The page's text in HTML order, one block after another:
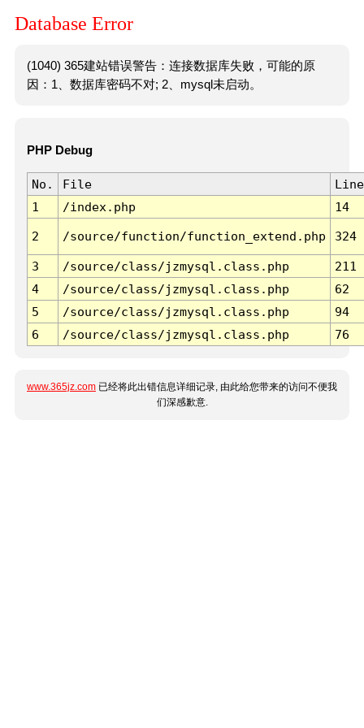
Database Error
(1040) 365建站错误警告：连接数据库失败，可能的原
因：1、数据库密码不对; 2、mysql未启动。
PHP Debug
No. File
Line
1
/index.php 14
2 /source/function/function_extend.php 324
3 /source/class/jzmysql.class.php
211
4
/source/class/jzmysql.class.php
62
5
/source/class/jzmysql.class.php
94
6
/source/class/jzmysql.class.php 76
www.365jz.com 已经将此出错信息详细记录, 由此给您带来的访问不便我
们深感歉意.